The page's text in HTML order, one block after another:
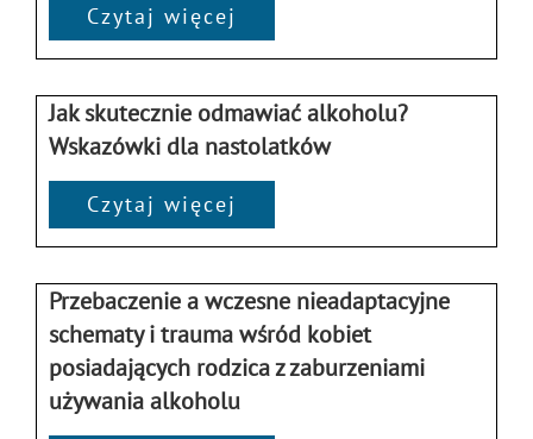
Czytaj więcej
Jak skutecznie odmawiać alkoholu?
Wskazówki dla nastolatków
Czytaj więcej
Przebaczenie a wczesne nieadaptacyjne
schematy i trauma wśród kobiet
posiadających rodzica z zaburzeniami
używania alkoholu